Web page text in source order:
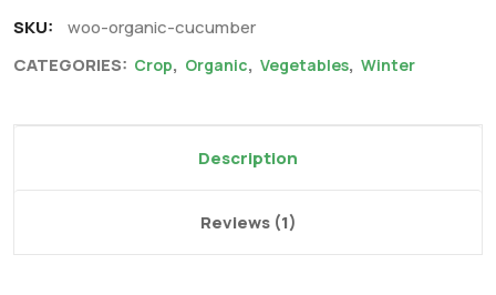
SKU:
woo-organic-cucumber
CATEGORIES: Crop, Organic, Vegetables, Winter
Description
Reviews (1)